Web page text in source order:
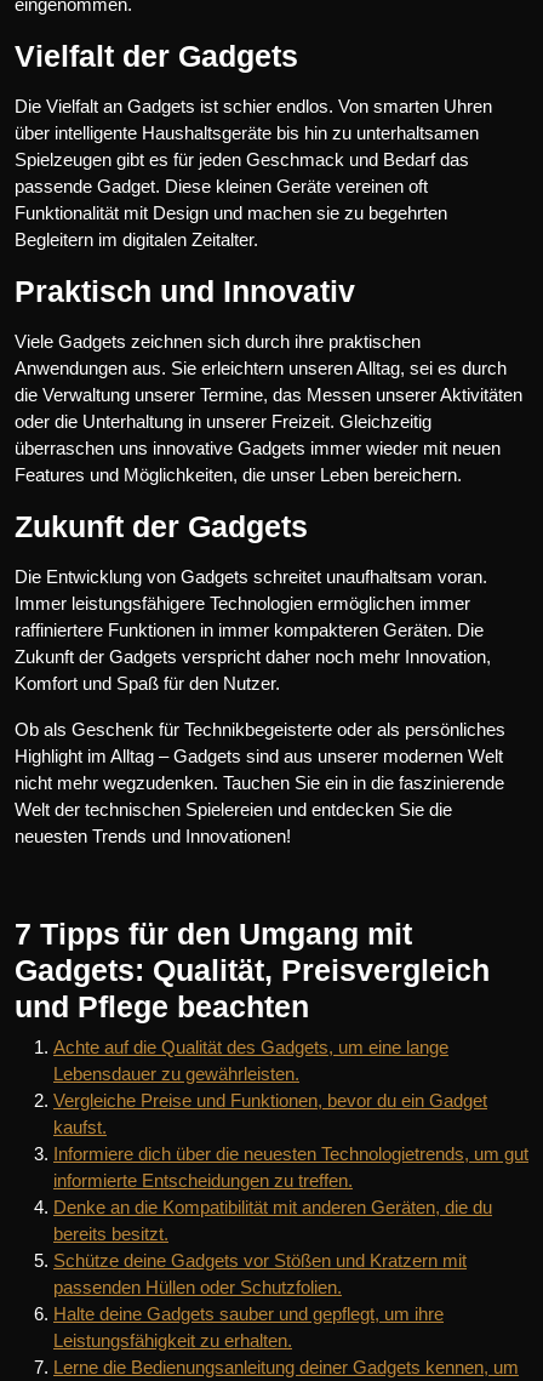
Vielfalt der Gadgets
Die Vielfalt an Gadgets ist schier endlos. Von smarten Uhren
über intelligente Haushaltsgeräte bis hin zu unterhaltsamen
Spielzeugen gibt es für jeden Geschmack und Bedarf das
passende Gadget. Diese kleinen Geräte vereinen oft
Funktionalität mit Design und machen sie zu begehrten
Begleitern im digitalen Zeitalter.
Praktisch und Innovativ
Viele Gadgets zeichnen sich durch ihre praktischen
Anwendungen aus. Sie erleichtern unseren Alltag, sei es durch
die Verwaltung unserer Termine, das Messen unserer Aktivitäten
oder die Unterhaltung in unserer Freizeit. Gleichzeitig
überraschen uns innovative Gadgets immer wieder mit neuen
Features und Möglichkeiten, die unser Leben bereichern.
Zukunft der Gadgets
Die Entwicklung von Gadgets schreitet unaufhaltsam voran.
Immer leistungsfähigere Technologien ermöglichen immer
raffiniertere Funktionen in immer kompakteren Geräten. Die
Zukunft der Gadgets verspricht daher noch mehr Innovation,
Komfort und Spaß für den Nutzer.
Ob als Geschenk für Technikbegeisterte oder als persönliches
Highlight im Alltag – Gadgets sind aus unserer modernen Welt
nicht mehr wegzudenken. Tauchen Sie ein in die faszinierende
Welt der technischen Spielereien und entdecken Sie die
neuesten Trends und Innovationen!
7 Tipps für den Umgang mit
Gadgets: Qualität, Preisvergleich
und Pflege beachten
Achte auf die Qualität des Gadgets, um eine lange
Lebensdauer zu gewährleisten.
Vergleiche Preise und Funktionen, bevor du ein Gadget
kaufst.
Informiere dich über die neuesten Technologietrends, um gut
informierte Entscheidungen zu treffen.
Denke an die Kompatibilität mit anderen Geräten, die du
bereits besitzt.
Schütze deine Gadgets vor Stößen und Kratzern mit
passenden Hüllen oder Schutzfolien.
Halte deine Gadgets sauber und gepflegt, um ihre
Leistungsfähigkeit zu erhalten.
Lerne die Bedienungsanleitung deiner Gadgets kennen, um